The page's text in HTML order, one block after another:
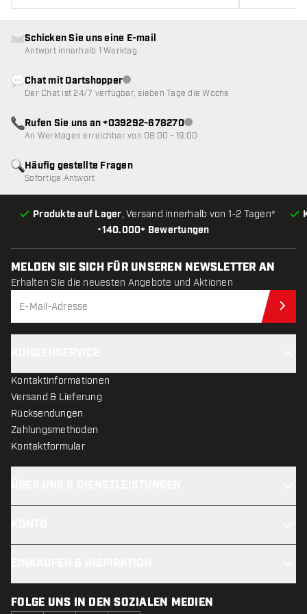
•140.000+ Bewertungen
Produkte auf Lager, Versand innerhalb von 1-2 Tagen*
Häufig gestellte Fragen
Sofortige Antwort
Schicken Sie uns eine E-mail
Antwort innerhalb 1 Werktag
Chat mit DartshopperKundenservice nicht verfügbar
Der Chat ist 24/7 verfügbar, sieben Tage die Woche
Rufen Sie uns an +039292-678270Kundenservice nicht
An Werktagen erreichbar von 08:00 - 19:00
MELDEN SIE SICH FÜR UNSEREN NEWSLETTER AN
Erhalten Sie die neuesten Angebote und Aktionen
Kontaktinformationen
Versand & Lieferung
Rücksendungen
Zahlungsmethoden
Kontaktformular
FOLGE UNS IN DEN SOZIALEN MEDIEN